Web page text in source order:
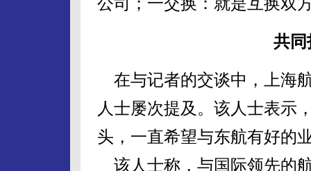
共同
在与记者的交谈中，上海
人士屡次提及。该人士表示
头，一直希望与东航有好的
该人士称，与国际领先的